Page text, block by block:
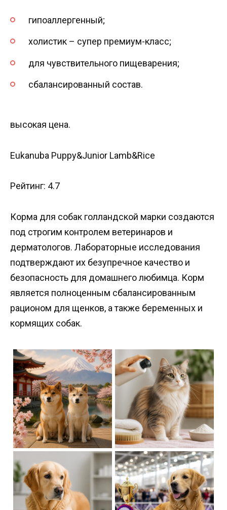
гипоаллергенный;
холистик – супер премиум-класс;
для чувствительного пищеварения;
сбалансированный состав.
высокая цена.
Eukanuba Puppy&Junior Lamb&Rice
Рейтинг: 4.7
Корма для собак голландской марки создаются
под строгим контролем ветеринаров и
дерматологов. Лабораторные исследования
подтверждают их безупречное качество и
безопасность для домашнего любимца. Корм
является полноценным сбалансированным
рационом для щенков, а также беременных и
кормящих собак.